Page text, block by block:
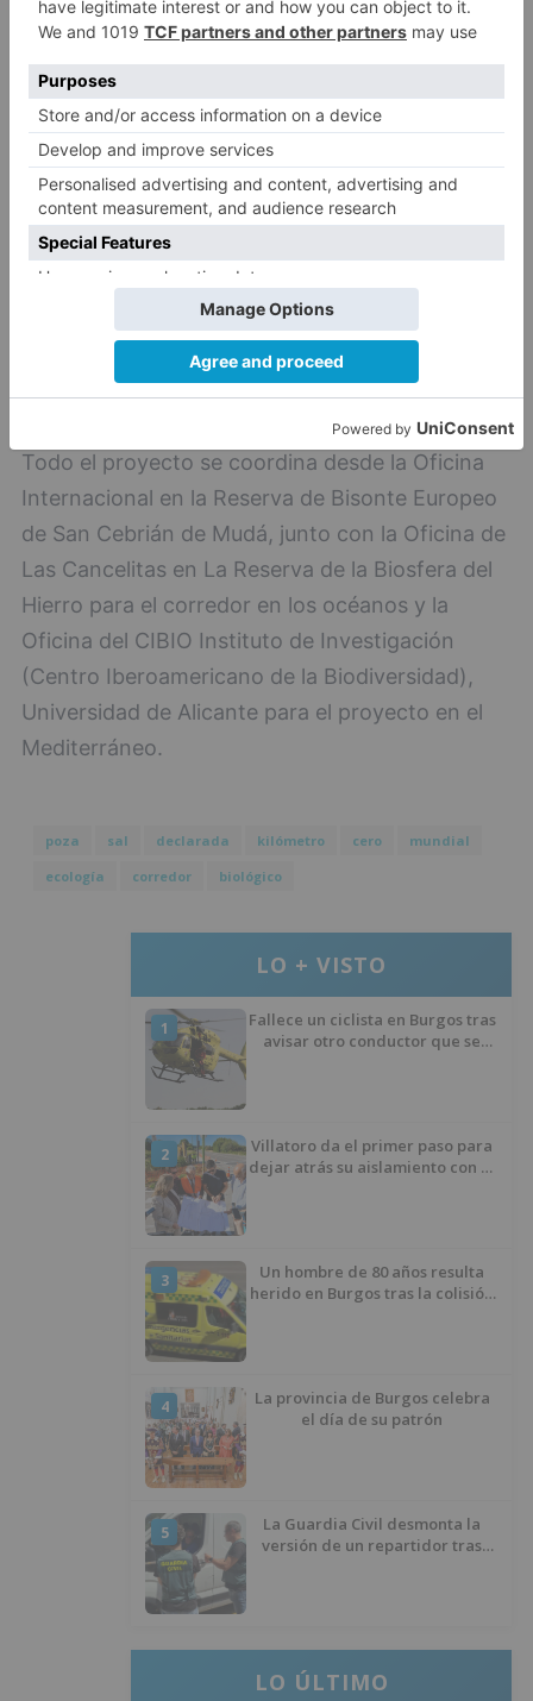
personalidades, universidades, científicos,
catedráticos, Premios Global 500 ONU o
Premios Princesa de Asturias, entre otros.
Todo el proyecto se coordina desde la Oficina
Internacional en la Reserva de Bisonte Europeo
de San Cebrián de Mudá, junto con la Oficina de
Las Cancelitas en La Reserva de la Biosfera del
Hierro para el corredor en los océanos y la
Oficina del CIBIO Instituto de Investigación
(Centro Iberoamericano de la Biodiversidad),
Universidad de Alicante para el proyecto en el
Mediterráneo.
poza sal declarada kilómetro cero
mundial
ecología
corredor biológico
LO + VISTO
1
Fallece un ciclista en Burgos tras
avisar otro conductor que se
2
Villatoro da el primer paso para
dejar atrás su aislamiento con el
3
Un hombre de 80 años resulta
herido en Burgos tras la colisión
4
La provincia de Burgos celebra
el día de su patrón
5
La Guardia Civil desmonta la
versión de un repartidor tras
LO ÚLTIMO